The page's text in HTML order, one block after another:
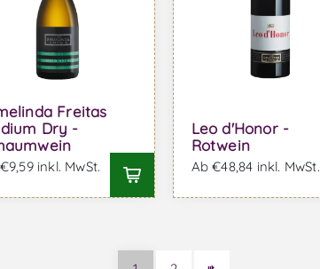
Freitas
Dry -
inkl. MwSt.
Leo d'Honor -
Rotwein
Ab €48,84 inkl. MwSt.